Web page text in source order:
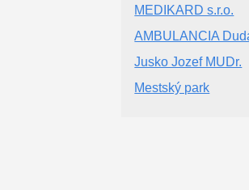
MEDIKARD s.r.o.
AMBULANCIA
Jusko Jozef MUDr.
Mestský park